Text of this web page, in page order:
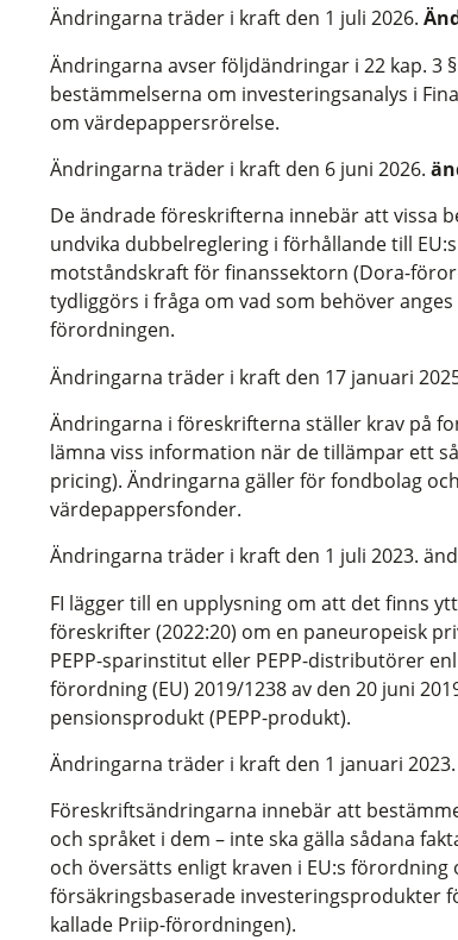
Ändringarna träder i kraft den 1 juli 2026.
Ändringarna avser följdändringar i 22 kap. 3
bestämmelserna om investeringsanalys i
om värdepappersrörelse.
Ändringarna träder i kraft den 6 juni 2026.
De ändrade föreskrifterna innebär att vissa
undvika dubbelreglering i förhållande till
motståndskraft för finanssektorn (Dora-
tydliggörs i fråga om vad som behöver
förordningen.
Ändringarna träder i kraft den 17 januari
Ändringarna i föreskrifterna ställer krav på
lämna viss information när de tillämpar ett
pricing). Ändringarna gäller för fondbolag
värdepappersfonder.
Ändringarna träder i kraft den 1 juli 2023.
FI lägger till en upplysning om att det finns
föreskrifter (2022:20) om en paneuropeisk
PEPP-sparinstitut eller PEPP-distributörer
förordning (EU) 2019/1238 av den 20 juni
pensionsprodukt (PEPP-produkt).
Ändringarna träder i kraft den 1 januari
Föreskriftsändringarna innebär att
och språket i dem – inte ska gälla sådana
och översätts enligt kraven i EU:s
försäkringsbaserade investeringsprodukter
kallade Priip-förordningen).